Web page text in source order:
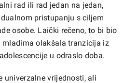
rad ili rad jedan na jedan,
pristupanju s ciljem
osobe. Laički rečeno, to bi bio
mladima olakšala tranzicija iz
u odraslo doba.
univerzalne vrijednosti, ali